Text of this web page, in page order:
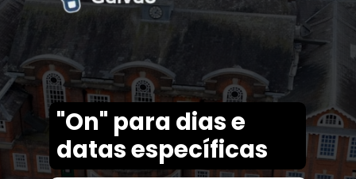
"On" para dias e
datas específicas